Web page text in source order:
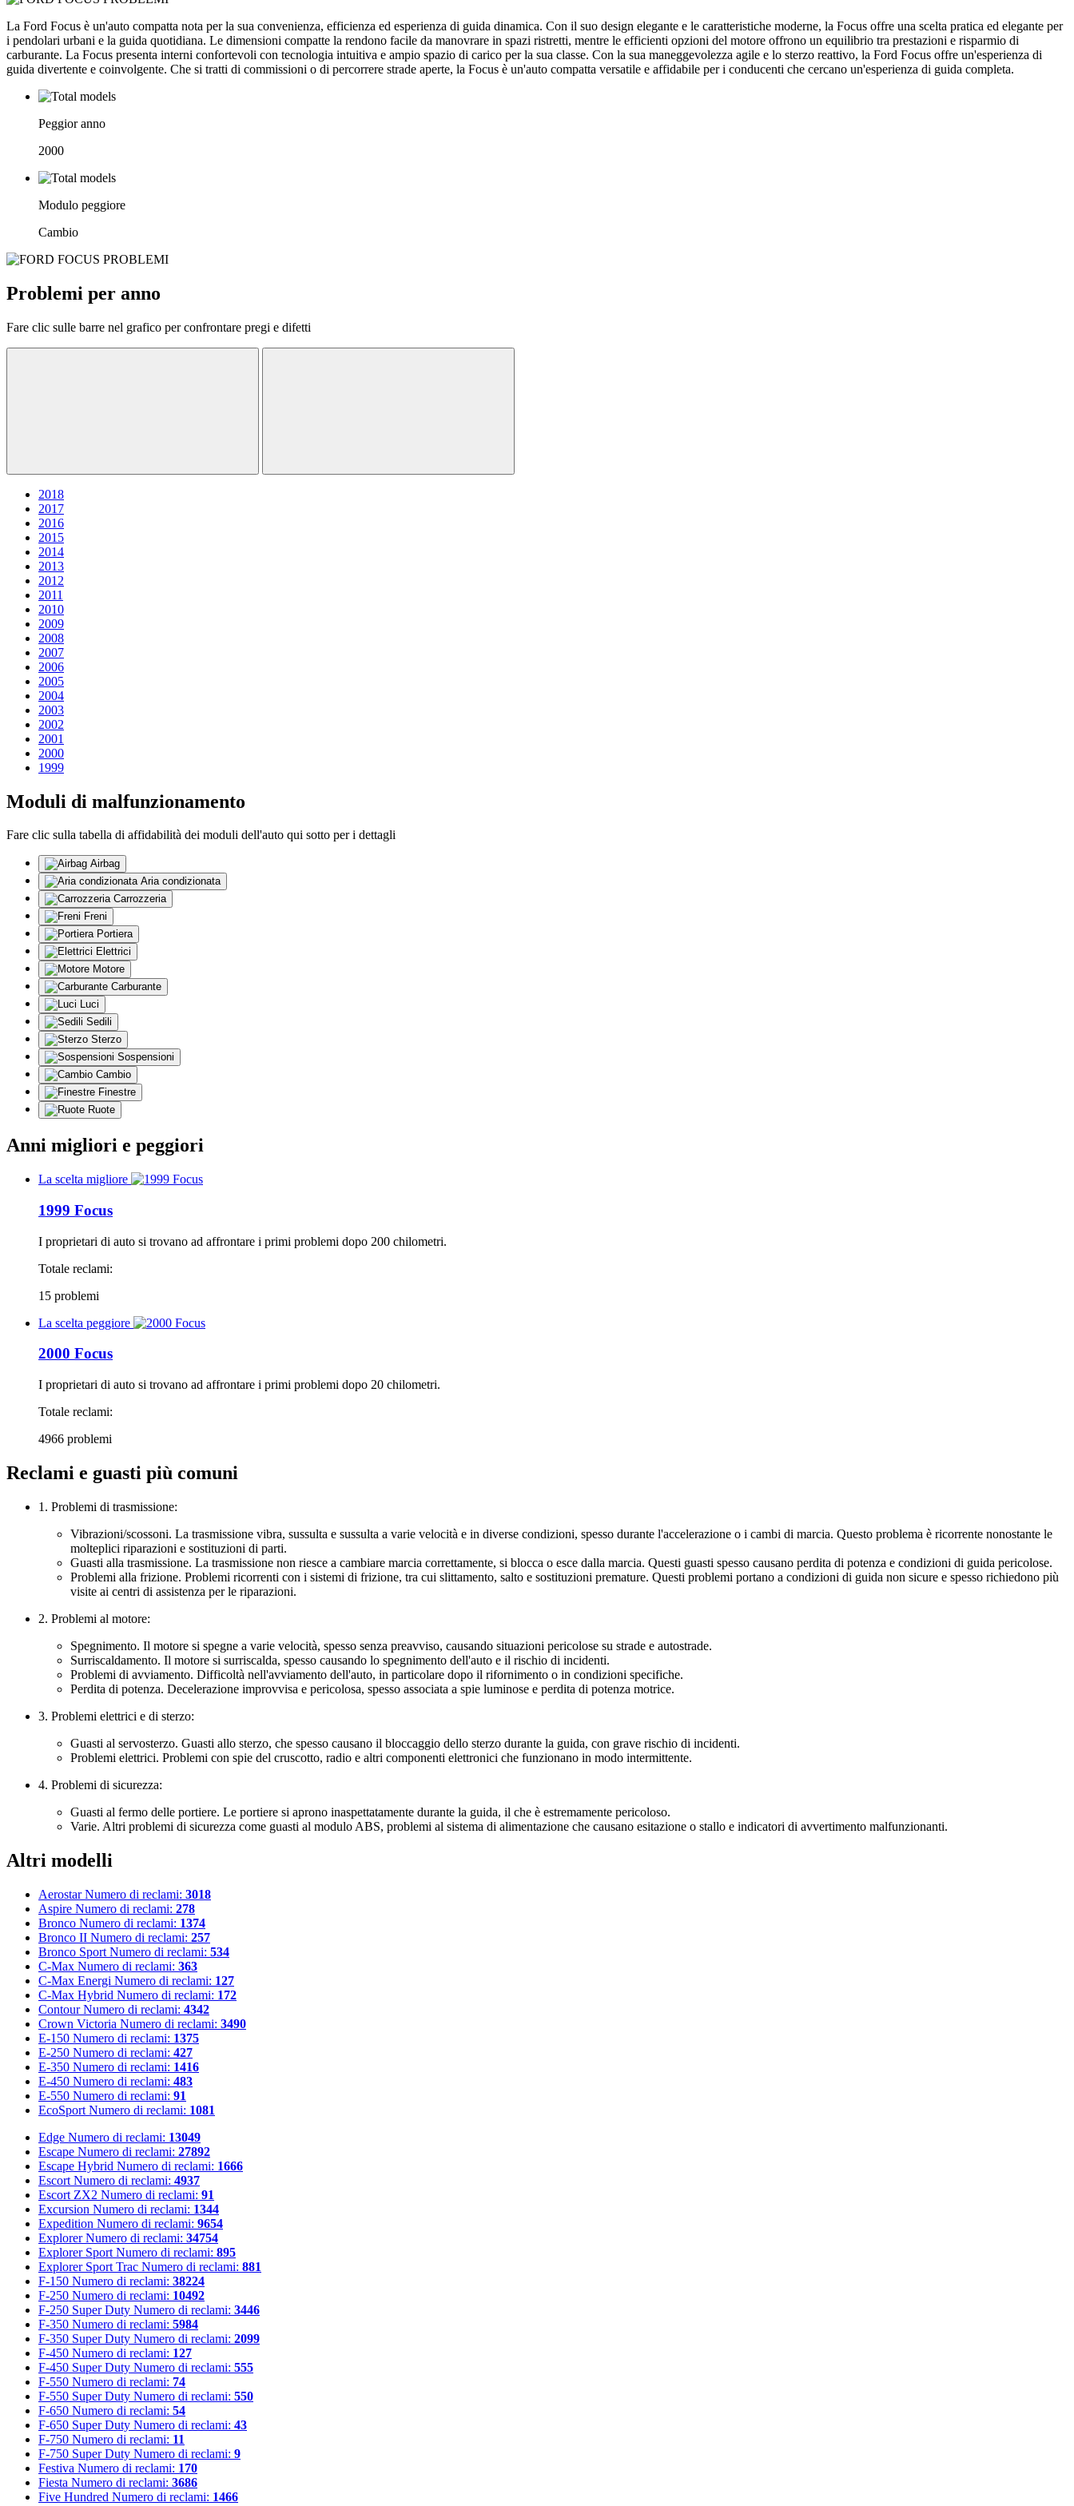
La Ford Focus è un'auto compatta nota per la sua convenienza, efficienza ed esperienza di guida dinamica. Con il suo design elegante e le caratteristiche moderne, la Focus offre una scelta pratica ed elegante per
i pendolari urbani e la guida quotidiana. Le dimensioni compatte la rendono facile da manovrare in spazi ristretti, mentre le efficienti opzioni del motore offrono un equilibrio tra prestazioni e risparmio di
carburante. La Focus presenta interni confortevoli con tecnologia intuitiva e ampio spazio di carico per la sua classe. Con la sua maneggevolezza agile e lo sterzo reattivo, la Ford Focus offre un'esperienza di
guida divertente e coinvolgente. Che si tratti di commissioni o di percorrere strade aperte, la Focus è un'auto compatta versatile e affidabile per i conducenti che cercano un'esperienza di guida completa.
Peggior anno
2000
Modulo peggiore
Cambio
Problemi per anno
Fare clic sulle barre nel grafico per confrontare pregi e difetti
2018
2017
2016
2015
2014
2013
2012
2011
2010
2009
2008
2007
2006
2005
2004
2003
2002
2001
2000
1999
Moduli di malfunzionamento
Fare clic sulla tabella di affidabilità dei moduli dell'auto qui sotto per i dettagli
Airbag
Aria condizionata
Carrozzeria
Freni
Portiera
Elettrici
Motore
Carburante
Luci
Sedili
Sterzo
Sospensioni
Cambio
Finestre
Ruote
Anni migliori e peggiori
La scelta migliore
1999 Focus
I proprietari di auto si trovano ad affrontare i primi problemi dopo 200 chilometri.
Totale reclami:
15 problemi
La scelta peggiore
2000 Focus
I proprietari di auto si trovano ad affrontare i primi problemi dopo 20 chilometri.
Totale reclami:
4966 problemi
Reclami e guasti più comuni
1. Problemi di trasmissione:
Vibrazioni/scossoni. La trasmissione vibra, sussulta e sussulta a varie velocità e in diverse condizioni, spesso durante l'accelerazione o i cambi di marcia. Questo problema è ricorrente nonostante le
molteplici riparazioni e sostituzioni di parti.
Guasti alla trasmissione. La trasmissione non riesce a cambiare marcia correttamente, si blocca o esce dalla marcia. Questi guasti spesso causano perdita di potenza e condizioni di guida pericolose.
Problemi alla frizione. Problemi ricorrenti con i sistemi di frizione, tra cui slittamento, salto e sostituzioni premature. Questi problemi portano a condizioni di guida non sicure e spesso richiedono più
visite ai centri di assistenza per le riparazioni.
2. Problemi al motore:
Spegnimento. Il motore si spegne a varie velocità, spesso senza preavviso, causando situazioni pericolose su strade e autostrade.
Surriscaldamento. Il motore si surriscalda, spesso causando lo spegnimento dell'auto e il rischio di incidenti.
Problemi di avviamento. Difficoltà nell'avviamento dell'auto, in particolare dopo il rifornimento o in condizioni specifiche.
Perdita di potenza. Decelerazione improvvisa e pericolosa, spesso associata a spie luminose e perdita di potenza motrice.
3. Problemi elettrici e di sterzo:
Guasti al servosterzo. Guasti allo sterzo, che spesso causano il bloccaggio dello sterzo durante la guida, con grave rischio di incidenti.
Problemi elettrici. Problemi con spie del cruscotto, radio e altri componenti elettronici che funzionano in modo intermittente.
4. Problemi di sicurezza:
Guasti al fermo delle portiere. Le portiere si aprono inaspettatamente durante la guida, il che è estremamente pericoloso.
Varie. Altri problemi di sicurezza come guasti al modulo ABS, problemi al sistema di alimentazione che causano esitazione o stallo e indicatori di avvertimento malfunzionanti.
Altri modelli
Aerostar Numero di reclami: 3018
Aspire Numero di reclami: 278
Bronco Numero di reclami: 1374
Bronco II Numero di reclami: 257
Bronco Sport Numero di reclami: 534
C-Max Numero di reclami: 363
C-Max Energi Numero di reclami: 127
C-Max Hybrid Numero di reclami: 172
Contour Numero di reclami: 4342
Crown Victoria Numero di reclami: 3490
E-150 Numero di reclami: 1375
E-250 Numero di reclami: 427
E-350 Numero di reclami: 1416
E-450 Numero di reclami: 483
E-550 Numero di reclami: 91
EcoSport Numero di reclami: 1081
Edge Numero di reclami: 13049
Escape Numero di reclami: 27892
Escape Hybrid Numero di reclami: 1666
Escort Numero di reclami: 4937
Escort ZX2 Numero di reclami: 91
Excursion Numero di reclami: 1344
Expedition Numero di reclami: 9654
Explorer Numero di reclami: 34754
Explorer Sport Numero di reclami: 895
Explorer Sport Trac Numero di reclami: 881
F-150 Numero di reclami: 38224
F-250 Numero di reclami: 10492
F-250 Super Duty Numero di reclami: 3446
F-350 Numero di reclami: 5984
F-350 Super Duty Numero di reclami: 2099
F-450 Numero di reclami: 127
F-450 Super Duty Numero di reclami: 555
F-550 Numero di reclami: 74
F-550 Super Duty Numero di reclami: 550
F-650 Numero di reclami: 54
F-650 Super Duty Numero di reclami: 43
F-750 Numero di reclami: 11
F-750 Super Duty Numero di reclami: 9
Festiva Numero di reclami: 170
Fiesta Numero di reclami: 3686
Five Hundred Numero di reclami: 1466